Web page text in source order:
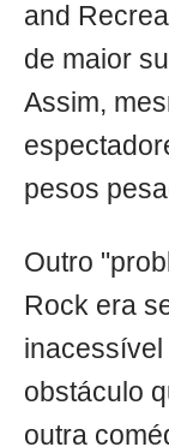
and
de maior
Assim,
pesos
Outro
Rock era
obstáculo
outra